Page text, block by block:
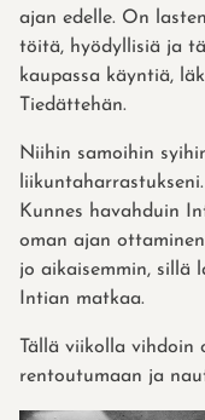
ajan edelle. On
töitä, hyödyllisiä ja
kaupassa käyntiä,
Tiedättehän.
Niihin samoihin
Kunnes havahduin
oman ajan
jo aikaisemmin, sillä
Intian matkaa.
Tällä viikolla
rentoutumaan ja